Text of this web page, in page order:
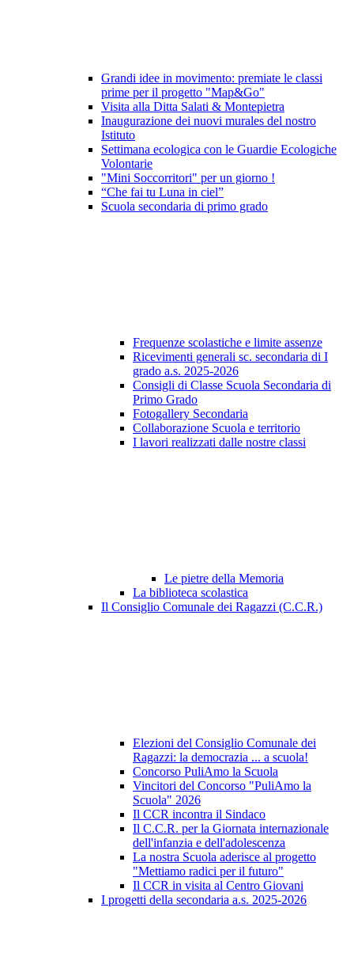
Grandi idee in movimento: premiate le classi
prime per il progetto "Map&Go"
Visita alla Ditta Salati & Montepietra
Inaugurazione dei nuovi murales del nostro
Istituto
Settimana ecologica con le Guardie Ecologiche
Volontarie
"Mini Soccorritori" per un giorno !
“Che fai tu Luna in ciel”
Scuola secondaria di primo grado
Frequenze scolastiche e limite assenze
Ricevimenti generali sc. secondaria di I
grado a.s. 2025-2026
Consigli di Classe Scuola Secondaria di
Primo Grado
Fotogallery Secondaria
Collaborazione Scuola e territorio
I lavori realizzati dalle nostre classi
Le pietre della Memoria
La biblioteca scolastica
Il Consiglio Comunale dei Ragazzi (C.C.R.)
Elezioni del Consiglio Comunale dei
Ragazzi: la democrazia ... a scuola!
Concorso PuliAmo la Scuola
Vincitori del Concorso "PuliAmo la
Scuola" 2026
Il CCR incontra il Sindaco
Il C.C.R. per la Giornata internazionale
dell'infanzia e dell'adolescenza
La nostra Scuola aderisce al progetto
"Mettiamo radici per il futuro"
Il CCR in visita al Centro Giovani
I progetti della secondaria a.s. 2025-2026